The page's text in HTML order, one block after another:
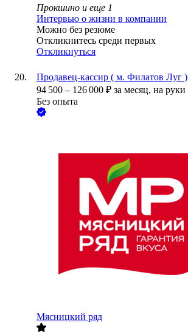
Прокшино и еще 1
Интервью о жизни в компании
Можно без резюме
Откликнитесь среди первых
Откликнуться
Продавец-кассир ( м. Филатов Луг )
94 500 – 126 000 ₽ за месяц, на руки
Без опыта
Мясницкий ряд